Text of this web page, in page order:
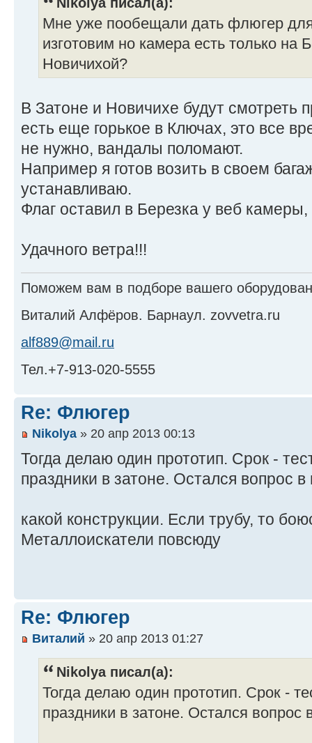
Мне уже пообещали дать флюгер
изготовим но камера есть только на
Новичихой?
В Затоне и Новичихе будут смотреть
есть еще горькое в Ключах, это все
не нужно, вандалы поломают.
Например я готов возить в своем
устанавливаю.
Флаг оставил в Березка у веб
Удачного ветра!!!
Поможем вам в подборе вашего
Виталий Алфёров. Барнаул. zovvetra.ru
alf889@mail.ru
Тел.+7-913-020-5555
Re: Флюгер
Nikolya » 20 апр 2013 00:13
Тогда делаю один прототип. Срок -
праздники в затоне. Остался вопрос
какой конструкции. Если трубу, то
Металлоискатели повсюду
Re: Флюгер
Виталий » 20 апр 2013 01:27
Nikolya писал(а):
Тогда делаю один прототип. Срок -
праздники в затоне. Остался